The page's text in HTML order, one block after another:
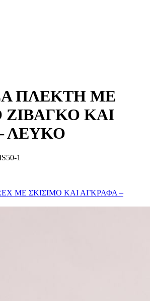
ΠΛΕΚΤΗ ΜΕ
ΚΑΙ
ΛΕΥΚΟ
1
ΜΕ ΣΚΙΣΙΜΟ ΚΑΙ ΑΓΚΡΑΦΑ –